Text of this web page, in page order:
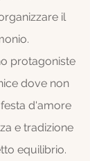
il
protagoniste
dove non
d'amore
e tradizione
equilibrio.